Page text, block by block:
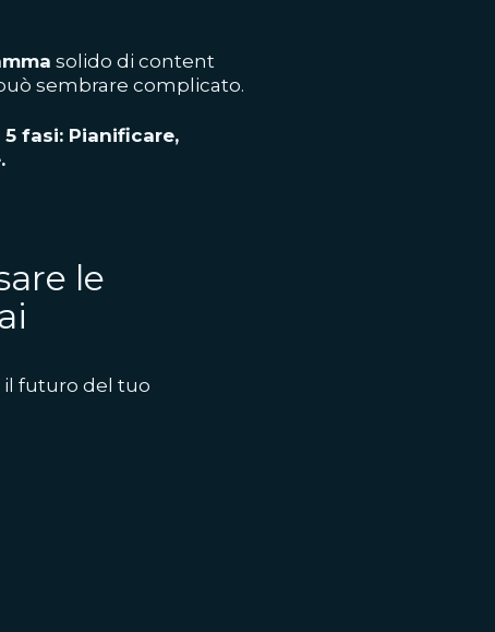
solido di content
sembrare complicato.
fasi: Pianificare,
le
il futuro del tuo